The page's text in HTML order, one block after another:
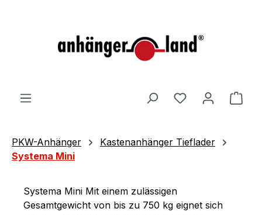
PKW-Anhänger
Kastenanhänger Tieflader
Systema Mini
Systema Mini Mit einem zulässigen
Gesamtgewicht von bis zu 750 kg eignet sich